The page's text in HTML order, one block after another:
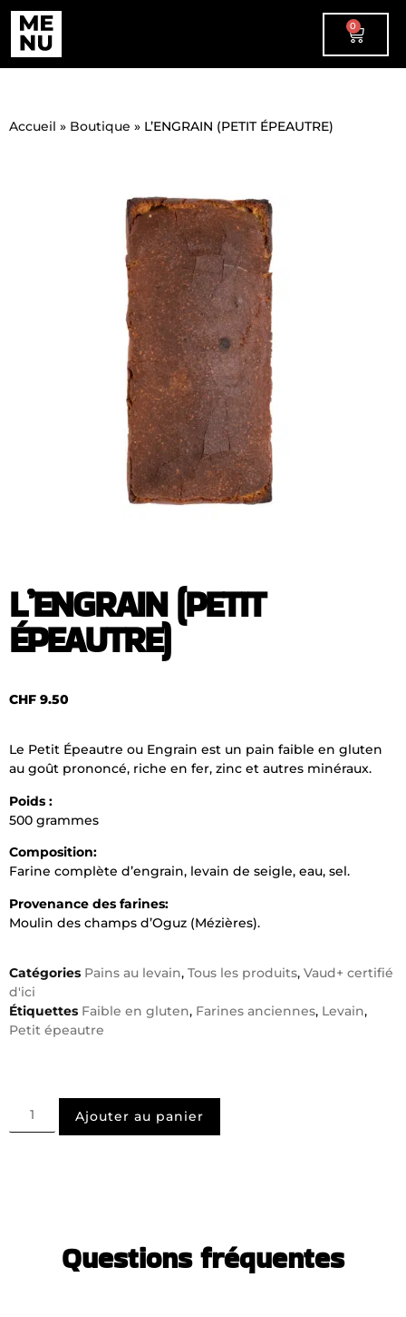
0
Accueil » Boutique » L’ENGRAIN (PETIT ÉPEAUTRE)
L’ENGRAIN (PETIT
ÉPEAUTRE)
CHF 9.50
Le Petit Épeautre ou Engrain est un pain faible en gluten
au goût prononcé, riche en fer, zinc et autres minéraux.
Poids :
500 grammes
Composition:
Farine complète d’engrain, levain de seigle, eau, sel.
Provenance des farines:
Moulin des champs d’Oguz (Mézières).
Catégories Pains au levain, Tous les produits, Vaud+ certifié
d'ici
Étiquettes Faible en gluten, Farines anciennes, Levain,
Petit épeautre
Ajouter au panier
Questions fréquentes